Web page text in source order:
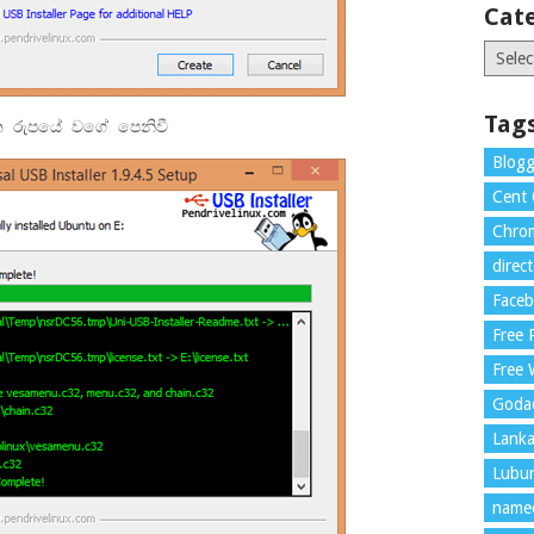
රුපයේ වගේ පෙනිවී
Cent
Free
Free